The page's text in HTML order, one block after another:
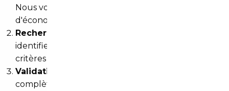
Nous vous soumettons une estimation
d'économies potentielles.
Recherche ciblée
identifient les véhicules correspondant à vos
critères dans un délai de 5 à 15 jours ouvrés.
Validation et accord
complète du véhicule retenu. Aucun